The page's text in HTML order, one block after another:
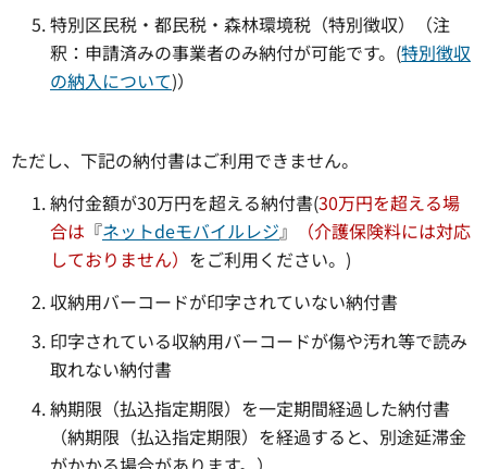
特別区民税・都民税・森林環境税（特別徴収）（注
釈：申請済みの事業者のみ納付が可能です。(特別徴収
の納入について)）
ただし、下記の納付書はご利用できません。
納付金額が30万円を超える納付書(30万円を超える場
合は 『ネットdeモバイルレジ』
（介護保険料には対応
しておりません） をご利用ください。)
収納用バーコードが印字されていない納付書
印字されている収納用バーコードが傷や汚れ等で読み
取れない納付書
納期限（払込指定期限）を一定期間経過した納付書
（納期限（払込指定期限）を経過すると、別途延滞金